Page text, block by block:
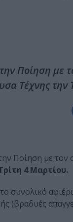
Ποίηση με
Τέχνης την
Ποίηση με τον
4 Mαρτίου.
συνολικό
(βραδυές